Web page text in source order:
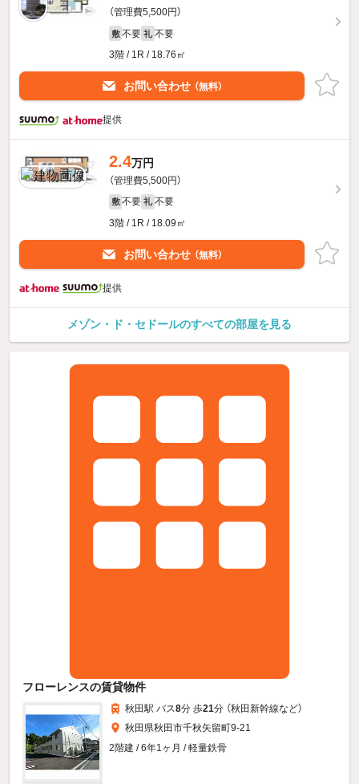
（管理費5,500円）
敷 不要 礼 不要
3階 / 1R / 18.76㎡
お問い合わせ （無料）
提供
2.4万円
（管理費5,500円）
敷 不要 礼 不要
3階 / 1R / 18.09㎡
お問い合わせ （無料）
提供
メゾン・ド・セドールのすべての部屋を見る
フローレンスの賃貸物件
秋田駅 バス8分 歩21分 （秋田新幹線など）
秋田県秋田市千秋矢留町9-21
2階建 / 6年1ヶ月 / 軽量鉄骨